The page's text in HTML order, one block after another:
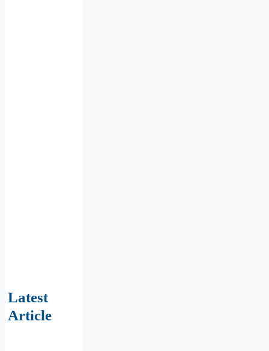
Latest
Article